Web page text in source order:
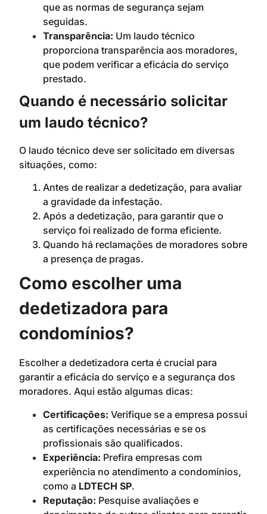
que as normas de segurança sejam
seguidas.
Transparência: Um laudo técnico
proporciona transparência aos moradores,
que podem verificar a eficácia do serviço
prestado.
Quando é necessário solicitar
um laudo técnico?
O laudo técnico deve ser solicitado em diversas
situações, como:
Antes de realizar a dedetização, para avaliar
a gravidade da infestação.
Após a dedetização, para garantir que o
serviço foi realizado de forma eficiente.
Quando há reclamações de moradores sobre
a presença de pragas.
Como escolher uma
dedetizadora para
condomínios?
Escolher a dedetizadora certa é crucial para
garantir a eficácia do serviço e a segurança dos
moradores. Aqui estão algumas dicas:
Certificações: Verifique se a empresa possui
as certificações necessárias e se os
profissionais são qualificados.
Experiência: Prefira empresas com
experiência no atendimento a condomínios,
como a LDTECH SP.
Reputação: Pesquise avaliações e